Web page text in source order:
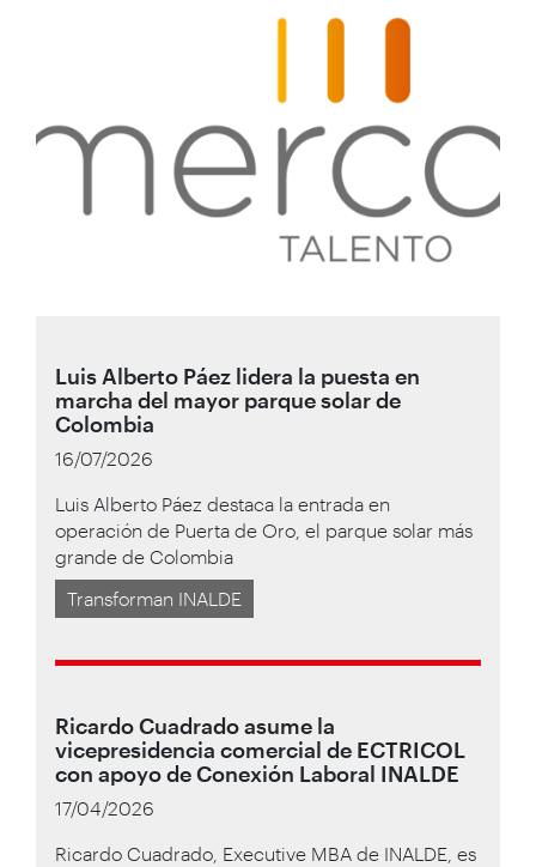
Luis Alberto Páez lidera la puesta en
marcha del mayor parque solar de
Colombia
16/07/2026
Luis Alberto Páez destaca la entrada en
operación de Puerta de Oro, el parque solar más
grande de Colombia
Transforman INALDE
Ricardo Cuadrado asume la
vicepresidencia comercial de ECTRICOL
con apoyo de Conexión Laboral INALDE
17/04/2026
Ricardo Cuadrado, Executive MBA de INALDE, es